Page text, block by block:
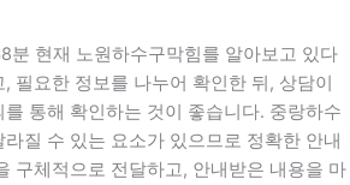
분 현재 노원하수구막힘를 알아보고 있다
필요한 정보를 나누어 확인한 뒤, 상담이
통해 확인하는 것이 좋습니다. 중랑하수
질 수 있는 요소가 있으므로 정확한 안내
구체적으로 전달하고, 안내받은 내용을 마